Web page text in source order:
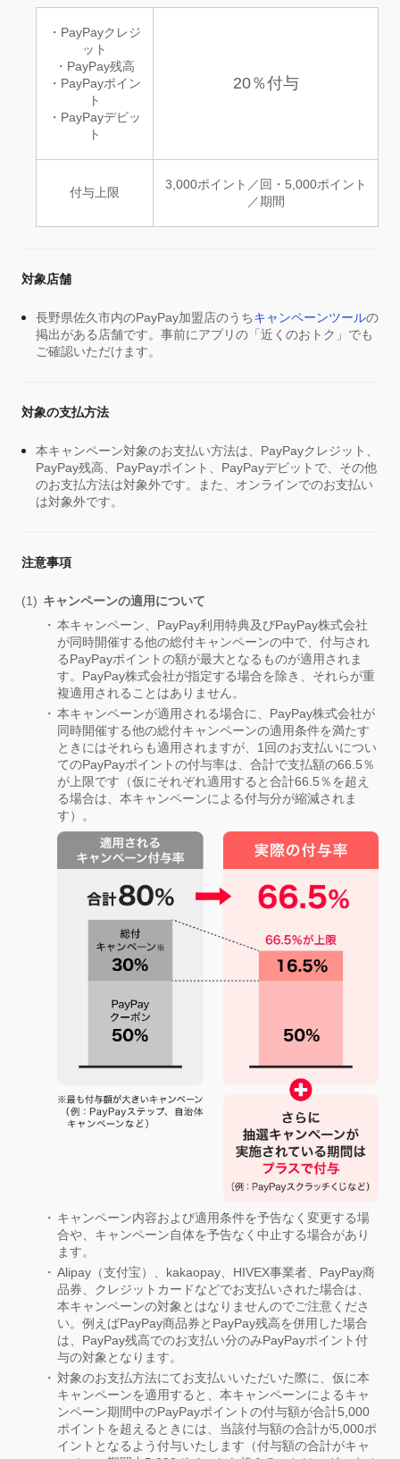
・PayPayクレジ
ット
・PayPay残高
・PayPayポイン
ト
・PayPayデビッ
ト
20％付与
付与上限
3,000ポイント／回・5,000ポイント
／期間
対象店舗
長野県佐久市内のPayPay加盟店のうちキャンペーンツールの
掲出がある店舗です。事前にアプリの「近くのおトク」でも
ご確認いただけます。
対象の支払方法
本キャンペーン対象のお支払い方法は、PayPayクレジット、
PayPay残高、PayPayポイント、PayPayデビットで、その他
のお支払方法は対象外です。また、オンラインでのお支払い
は対象外です。
注意事項
キャンペーンの適用について
本キャンペーン、PayPay利用特典及びPayPay株式会社
が同時開催する他の総付キャンペーンの中で、付与され
るPayPayポイントの額が最大となるものが適用されま
す。PayPay株式会社が指定する場合を除き、それらが重
複適用されることはありません。
本キャンペーンが適用される場合に、PayPay株式会社が
同時開催する他の総付キャンペーンの適用条件を満たす
ときにはそれらも適用されますが、1回のお支払いについ
てのPayPayポイントの付与率は、合計で支払額の66.5％
が上限です（仮にそれぞれ適用すると合計66.5％を超え
る場合は、本キャンペーンによる付与分が縮減されま
す）。
キャンペーン内容および適用条件を予告なく変更する場
合や、キャンペーン自体を予告なく中止する場合があり
ます。
Alipay（支付宝）、kakaopay、HIVEX事業者、PayPay商
品券、クレジットカードなどでお支払いされた場合は、
本キャンペーンの対象とはなりませんのでご注意くださ
い。例えばPayPay商品券とPayPay残高を併用した場合
は、PayPay残高でのお支払い分のみPayPayポイント付
与の対象となります。
対象のお支払方法にてお支払いいただいた際に、仮に本
キャンペーンを適用すると、本キャンペーンによるキャ
ンペーン期間中のPayPayポイントの付与額が合計5,000
ポイントを超えるときには、当該付与額の合計が5,000ポ
イントとなるよう付与いたします（付与額の合計がキャ